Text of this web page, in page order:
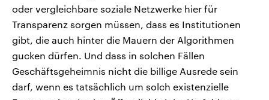
oder vergleichbare soziale Netzwerke hier für
Transparenz sorgen müssen, dass es Institutionen
gibt, die auch hinter die Mauern der Algorithmen
gucken dürfen. Und dass in solchen Fällen
Geschäftsgeheimnis nicht die billige Ausrede sein
darf, wenn es tatsächlich um solch existenzielle